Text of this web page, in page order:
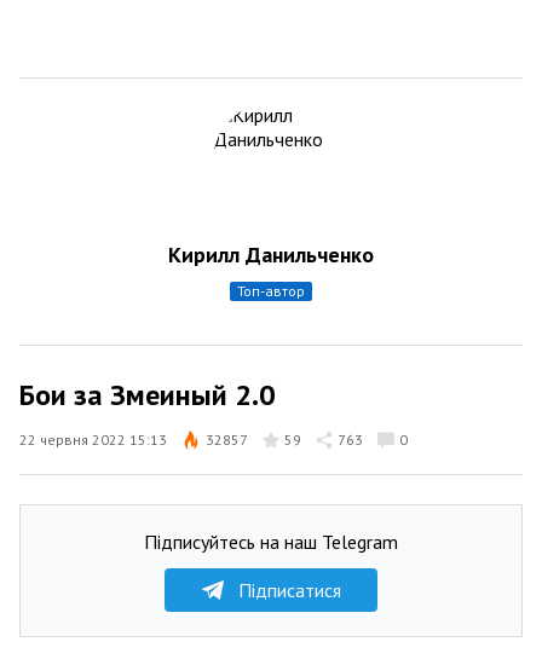
Кирилл Данильченко
топ-автор
Бои за Змеиный 2.0
22 червня 2022 15:13 32857 59 763 0
Підписуйтесь на наш Telegram
Підписатися